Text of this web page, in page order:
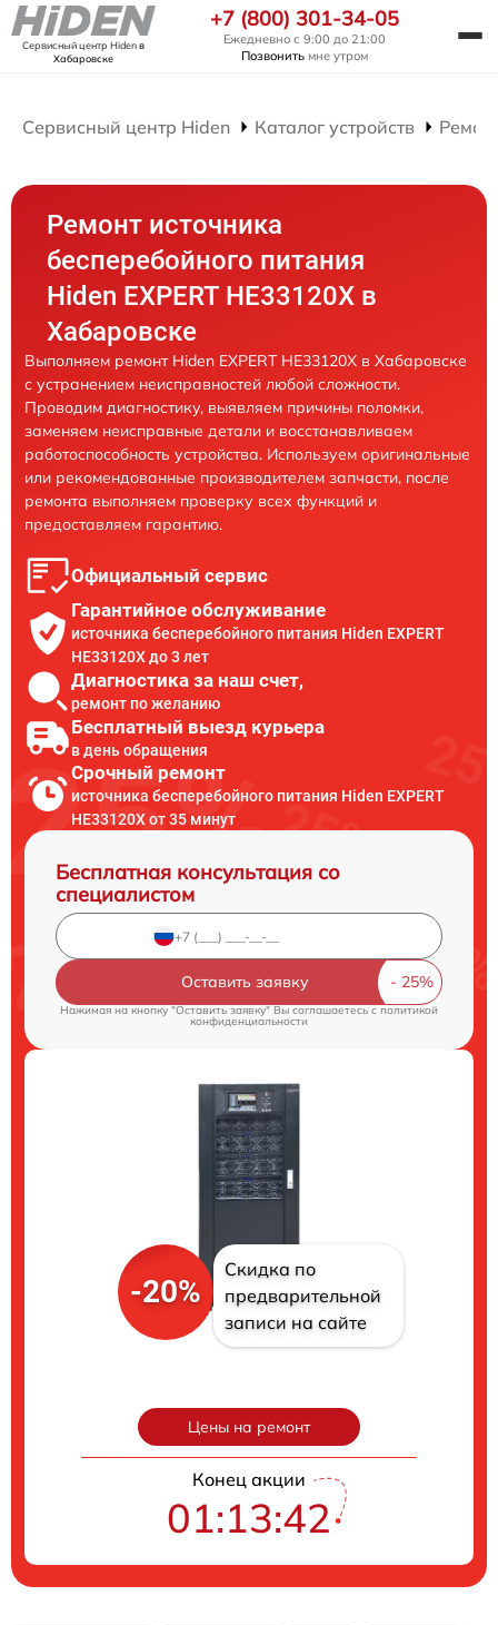
Сервисный центр Hidenв
Хабаровске
+7 (800) 301-34-05
Ежедневно с 9:00 до 21:00
Позвонить мне утром
Сервисный центр Hiden Каталог устройств
Ремонт источника
бесперебойного питания
Hiden EXPERT HE33120X в
Хабаровске
Выполняем ремонт Hiden EXPERT HE33120X в Хабаровске
с устранением неисправностей любой сложности.
Проводим диагностику, выявляем причины поломки,
заменяем неисправные детали и восстанавливаем
работоспособность устройства. Используем оригинальные
или рекомендованные производителем запчасти, после
ремонта выполняем проверку всех функций и
предоставляем гарантию.
Официальный сервис
Гарантийное обслуживание
источника бесперебойного питания Hiden EXPERT
HE33120X до 3 лет
Диагностика за наш счет,
ремонт по желанию
Бесплатный выезд курьера
в день обращения
Срочный ремонт
источника бесперебойного питания Hiden EXPERT
HE33120X от 35 минут
Бесплатная консультация со
специалистом
Оставить заявку
Нажимая на кнопку "Оставить заявку" Вы соглашаетесь c политикой
конфиденциальности
-20%
Скидка по
предварительной
записи на сайте
Цены на ремонт
Конец акции
01:13:41